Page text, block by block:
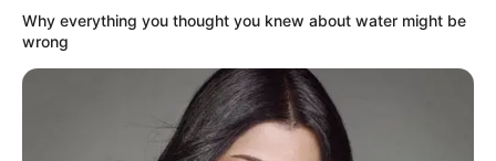
Why everything you thought you knew about water might be
wrong